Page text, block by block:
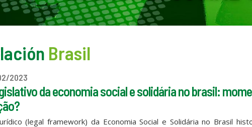
Brasil
2023
da economia social e solidária no brasil:
(legal framework) da Economia Social e Solidária no Brasil